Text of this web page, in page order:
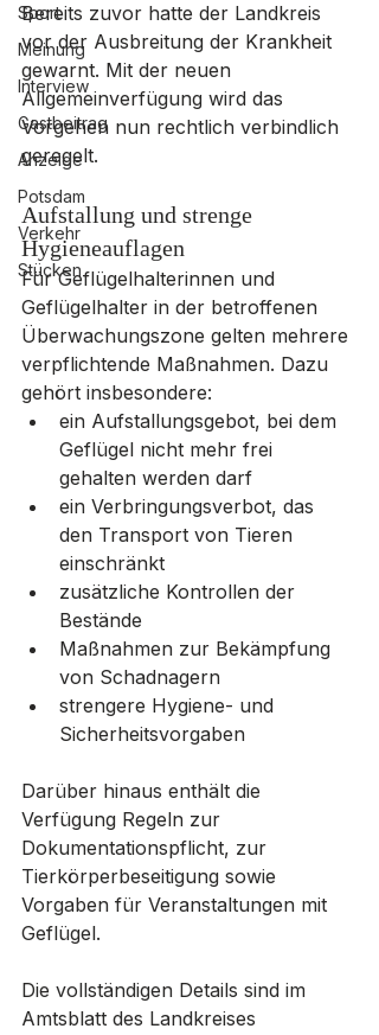
Sport
Meinung
Interview
Gastbeitrag
Anzeige
Potsdam
Verkehr
Stücken
Bereits zuvor hatte der Landkreis
vor der Ausbreitung der Krankheit
gewarnt. Mit der neuen
Allgemeinverfügung wird das
Vorgehen nun rechtlich verbindlich
geregelt.
Aufstallung und strenge
Hygieneauflagen
Für Geflügelhalterinnen und
Geflügelhalter in der betroffenen
Überwachungszone gelten mehrere
verpflichtende Maßnahmen. Dazu
gehört insbesondere:
ein Aufstallungsgebot, bei dem
Geflügel nicht mehr frei
gehalten werden darf
ein Verbringungsverbot, das
den Transport von Tieren
einschränkt
zusätzliche Kontrollen der
Bestände
Maßnahmen zur Bekämpfung
von Schadnagern
strengere Hygiene- und
Sicherheitsvorgaben
Darüber hinaus enthält die
Verfügung Regeln zur
Dokumentationspflicht, zur
Tierkörperbeseitigung sowie
Vorgaben für Veranstaltungen mit
Geflügel.
Die vollständigen Details sind im
Amtsblatt des Landkreises